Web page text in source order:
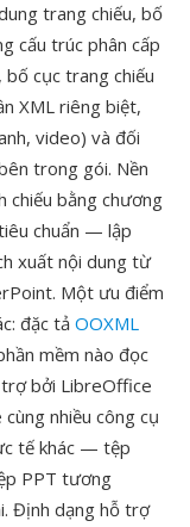
trang chiếu, bố
cấu trúc phân cấp
cục trang chiếu
XML riêng biệt,
video) và đối
trong gói. Nền
chiếu bằng chương
chuẩn — lập
xuất nội dung từ
Một ưu điểm
đặc tả OOXML
mềm nào đọc
bởi LibreOffice
nhiều công cụ
tế khác — tệp
PPT tương
Định dạng hỗ trợ